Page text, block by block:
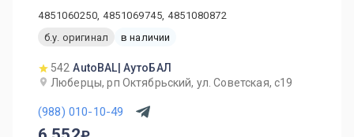
4851060250, 4851069745, 4851080872
б.у. оригинал
в наличии
542 AutoBAL| АутоБАЛ
Люберцы, рп Октябрьский, ул. Советская, с19
(988) 010-10-49